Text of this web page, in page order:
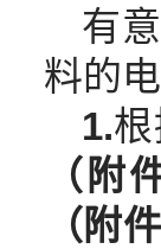
有
料的
1.
（附
（附